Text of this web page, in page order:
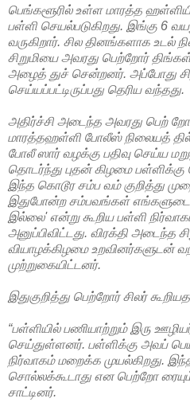
பெங்களூரில் உள்ள மாரத்த
பள்ளி செயல்படுகிறது. இங்கு 6
வருகிறார். சில தினங்களாக உடல்
சிறுமியை அவரது பெற்றோர்
அழைத் துச் சென்றனர். அப்போது
செய்யப்பட்டிருப்பது தெரிய வந்தது.
அதிர்ச்சி அடைந்த அவரது பெற்
மாரத்தஹள்ளி போலீஸ் நிலையத்
போலீ ஸார் வழக்கு பதிவு செய்ய
தொடர்ந்து புதன் கிழமை
இந்த கொடூர சம்ப வம் குறித்து
இதுபோன்ற சம்பவங்கள்
இல்லை' என்று கூறிய பள்ளி
அனுப்பிவிட்டது. விரக்தி அடைந்த
வியாழக்கிழமை உறவினர்களுடன்
முற்றுகையிட்டனர்.
இதுகுறித்து பெற்றோர் சிலர்
“பள்ளியில் பணியாற்றும் இரு
செய்துள்ளனர். பள்ளிக்கு அவப்
நிர்வாகம் மறைக்க முயல்கிறது.
சொல்லக்கூடாது என பெற்றோ ரையும்
சாட்டினர்.